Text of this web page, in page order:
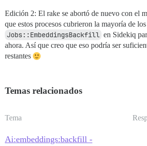
Edición 2: El rake se abortó de nuevo con el
que estos procesos cubrieron la mayoría de
Jobs::EmbeddingsBackfill en Sidekiq
ahora. Así que creo que eso podría ser
restantes
Temas relacionados
Tema
Ai:embeddings:backfill -